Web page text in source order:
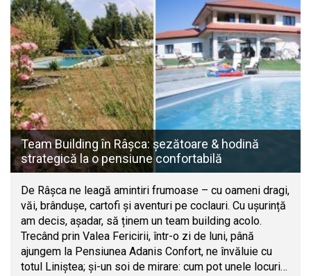
Team Building în Râșca: șezătoare & hodină
strategică la o pensiune confortabilă
De Râșca ne leagă amintiri frumoase – cu oameni dragi,
văi, brândușe, cartofi și aventuri pe coclauri. Cu ușurință
am decis, așadar, să ținem un team building acolo.
Trecând prin Valea Fericirii, într-o zi de luni, până
ajungem la Pensiunea Adanis Confort, ne învăluie cu
totul Liniștea; și-un soi de mirare: cum pot unele locuri…